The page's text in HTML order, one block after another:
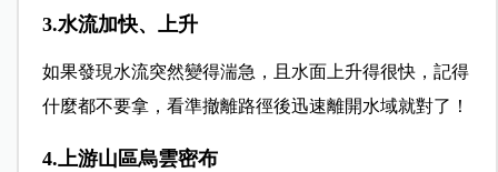
3.水流加快、上升
如果發現水流突然變得湍急，且水面上升得很快，記得
什麼都不要拿，看準撤離路徑後迅速離開水域就對了！
4.上游山區烏雲密布